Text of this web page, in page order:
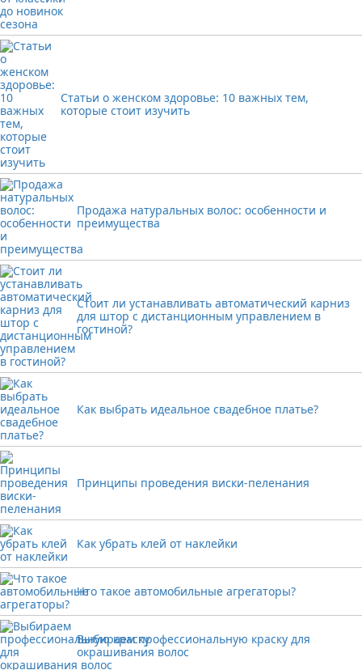
Статьи о женском здоровье: 10 важных тем,
которые стоит изучить
Продажа натуральных волос: особенности и
преимущества
Стоит ли устанавливать автоматический карниз
для штор с дистанционным управлением в
гостиной?
Как выбрать идеальное свадебное платье?
Принципы проведения виски-пеленания
Как убрать клей от наклейки
Что такое автомобильные агрегаторы?
Выбираем профессиональную краску для
окрашивания волос